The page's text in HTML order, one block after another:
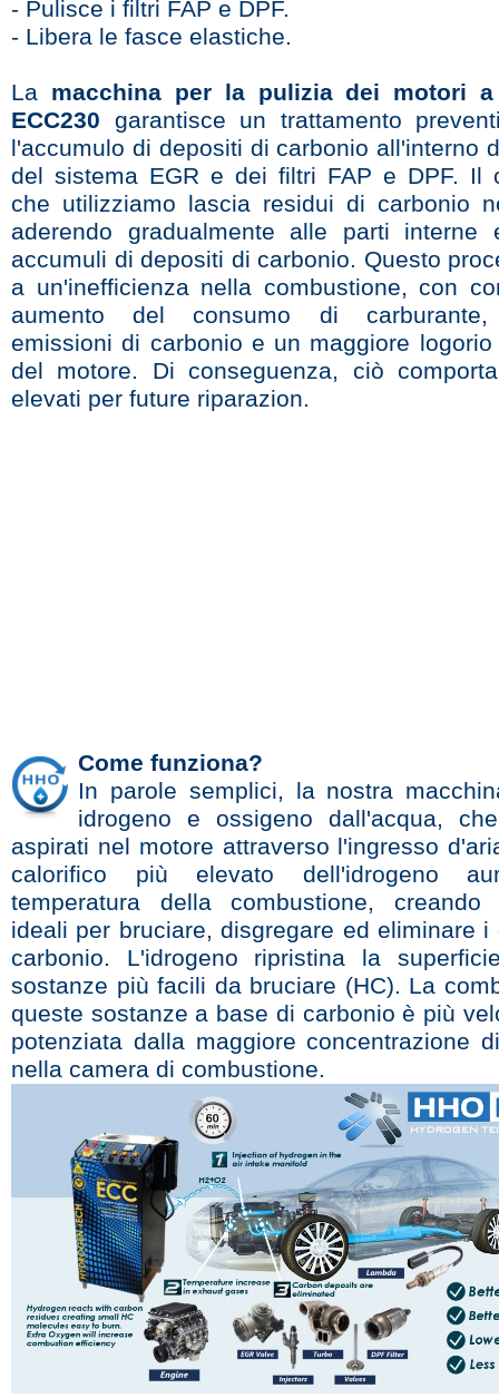
- Pulisce i filtri FAP e DPF.
- Libera le fasce elastiche.
La macchina per la pulizia dei motori a
ECC230 garantisce un trattamento
l'accumulo di depositi di carbonio all'interno
del sistema EGR e dei filtri FAP e DPF. Il
che utilizziamo lascia residui di carbonio
aderendo gradualmente alle parti interne
accumuli di depositi di carbonio. Questo
a un'inefficienza nella combustione, con
aumento del consumo di carburante,
emissioni di carbonio e un maggiore
del motore. Di conseguenza, ciò
elevati per future riparazion.
Come funziona?
In parole semplici, la nostra
idrogeno e ossigeno dall'acqua,
aspirati nel motore attraverso l'ingresso
calorifico più elevato dell'idrogeno
temperatura della combustione, creando
ideali per bruciare, disgregare ed eliminare i
carbonio. L'idrogeno ripristina la
sostanze più facili da bruciare (HC). La
queste sostanze a base di carbonio è più
potenziata dalla maggiore concentrazione
nella camera di combustione.